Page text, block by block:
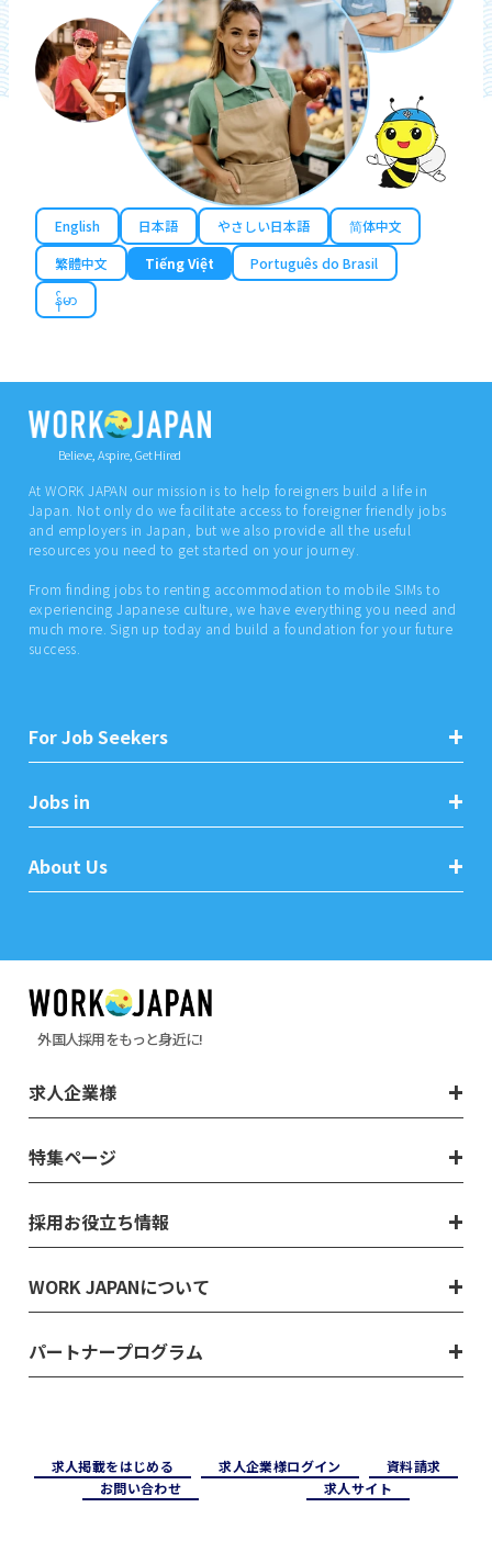
English 日本語 やさしい日本語
简体中文
繁體中文
Tiếng Việt
Português do Brasil
န်မာ
Believe, Aspire, Get Hired
At WORK JAPAN our mission is to help foreigners build a life in
Japan. Not only do we facilitate access to foreigner friendly jobs
and employers in Japan, but we also provide all the useful
resources you need to get started on your journey.
From finding jobs to renting accommodation to mobile SIMs to
experiencing Japanese culture, we have everything you need and
much more. Sign up today and build a foundation for your future
success.
For Job Seekers
Jobs in
About Us
外国人採用をもっと身近に!
求人企業様
特集ページ
採用お役立ち情報
WORK JAPANについて
パートナープログラム
求⼈掲載をはじめる 求⼈企業様ログイン
資料請求
お問い合わせ
求⼈サイト